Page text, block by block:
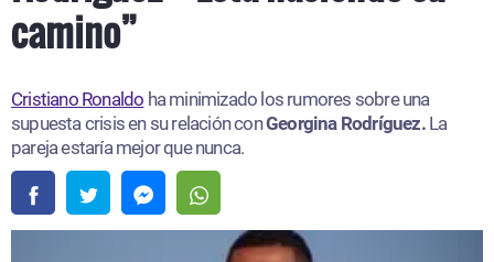
camino”
Cristiano Ronaldo ha minimizado los rumores sobre una
supuesta crisis en su relación conGeorgina Rodríguez.La
pareja estaría mejor que nunca.